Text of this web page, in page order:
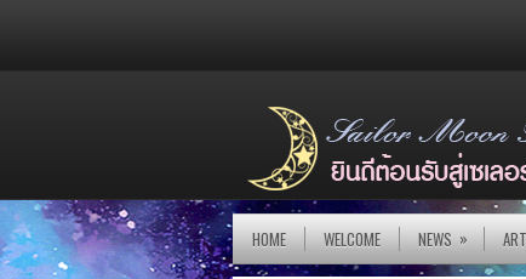
HOME WELCOME NEWS »